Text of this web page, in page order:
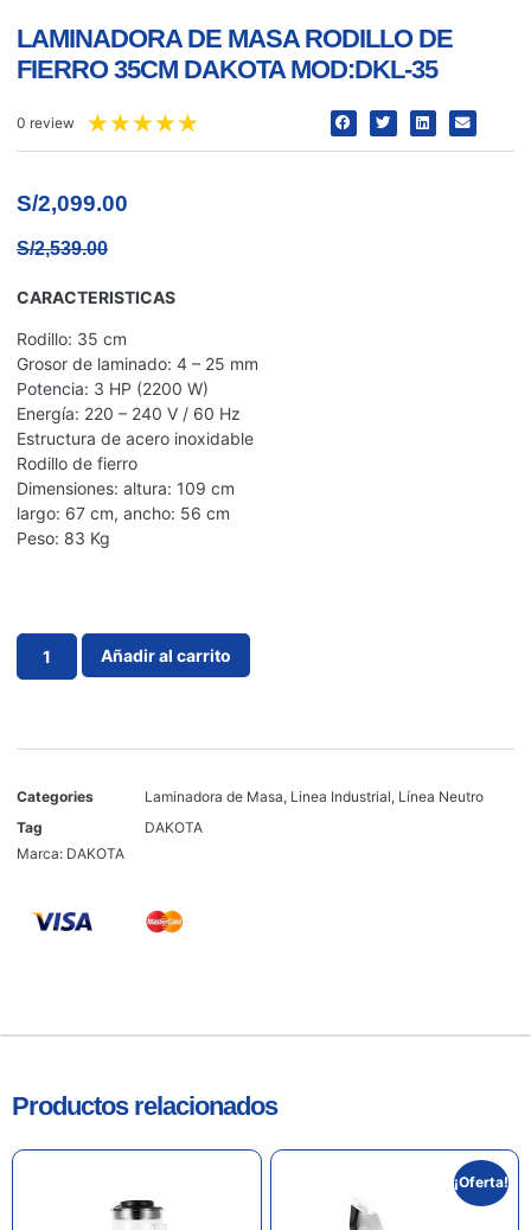
LAMINADORA DE MASA RODILLO DE
FIERRO 35CM DAKOTA MOD:DKL-35
0 review ★★★★★
S/2,099.00
S/2,539.00
CARACTERISTICAS
Rodillo: 35 cm
Grosor de laminado: 4 – 25 mm
Potencia: 3 HP (2200 W)
Energía: 220 – 240 V / 60 Hz
Estructura de acero inoxidable
Rodillo de fierro
Dimensiones: altura: 109 cm
largo: 67 cm, ancho: 56 cm
Peso: 83 Kg
Añadir al carrito
Categories Laminadora de Masa, Linea Industrial, Línea Neutro
Tag
DAKOTA
Marca: DAKOTA
Productos relacionados
¡Oferta!